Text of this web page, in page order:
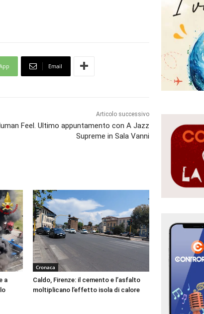
Email
Articolo successivo
Feel. Ultimo appuntamento con A Jazz
Supreme in Sala Vanni
a
Cronaca
Caldo, Firenze: il cemento e l’asfalto
moltiplicano l’effetto isola di calore